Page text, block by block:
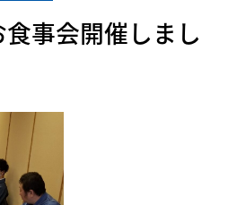
事会開催しまし